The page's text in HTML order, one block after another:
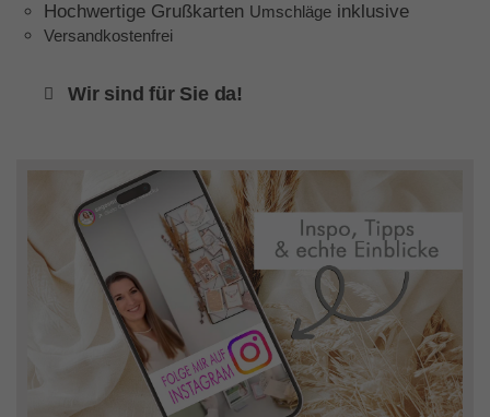
Hochwertige Grußkarten Umschläge inklusive
Versandkostenfrei
Wir sind für Sie da!